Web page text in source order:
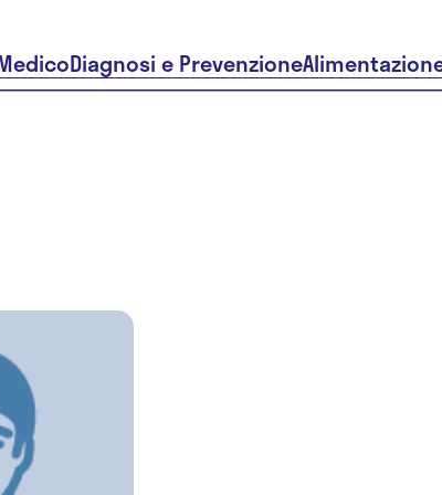
Diagnosi e Prevenzione